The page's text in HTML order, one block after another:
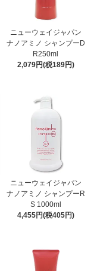
ニューウェイジャパン
ナノアミノ シャンプーD
R250ml
2,079円(税189円)
ニューウェイジャパン
ナノアミノ シャンプーR
S 1000ml
4,455円(税405円)